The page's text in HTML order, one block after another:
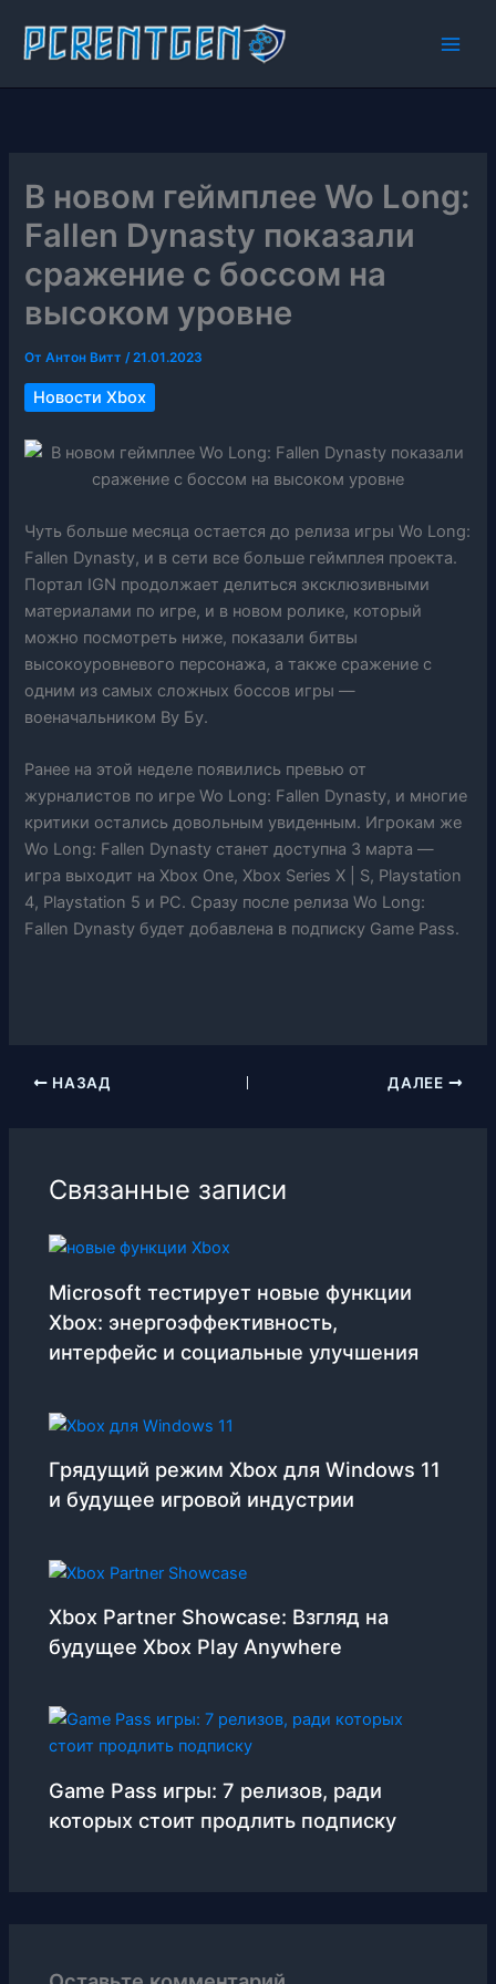
содержимому
В новом геймплее Wo Long:
Fallen Dynasty показали
сражение с боссом на
высоком уровне
ОтАнтон Витт/21.01.2023
Новости Xbox
Чуть больше месяца остается до релиза игры Wo Long:
Fallen Dynasty, и в сети все больше геймплея проекта.
Портал IGN продолжает делиться эксклюзивными
материалами по игре, и в новом ролике, который
можно посмотреть ниже, показали битвы
высокоуровневого персонажа, а также сражение с
одним из самых сложных боссов игры —
военачальником Ву Бу.
Ранее на этой неделе появились превью от
журналистов по игре Wo Long: Fallen Dynasty, и многие
критики остались довольным увиденным. Игрокам же
Wo Long: Fallen Dynasty станет доступна 3 марта —
игра выходит на Xbox One, Xbox Series X | S, Playstation
4, Playstation 5 и PC. Сразу после релиза Wo Long:
Fallen Dynasty будет добавлена в подписку Game Pass.
НАЗАД ДАЛЕЕ
Связанные записи
Microsoft тестирует новые функции
Xbox: энергоэффективность,
интерфейс и социальные улучшения
Грядущий режим Xbox для Windows 11
и будущее игровой индустрии
Xbox Partner Showcase: Взгляд на
будущее Xbox Play Anywhere
Game Pass игры: 7 релизов, ради
которых стоит продлить подписку